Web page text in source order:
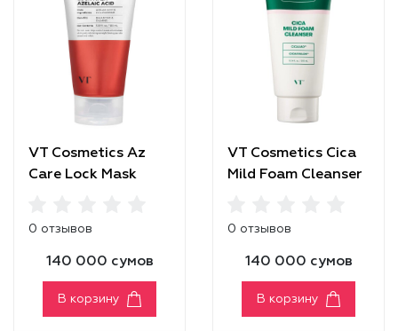
VT Cosmetics Az
Care Lock Mask
0 отзывов
140 000 сумов
В корзину
VT Cosmetics Cica
Mild Foam Cleanser
0 отзывов
140 000 сумов
В корзину